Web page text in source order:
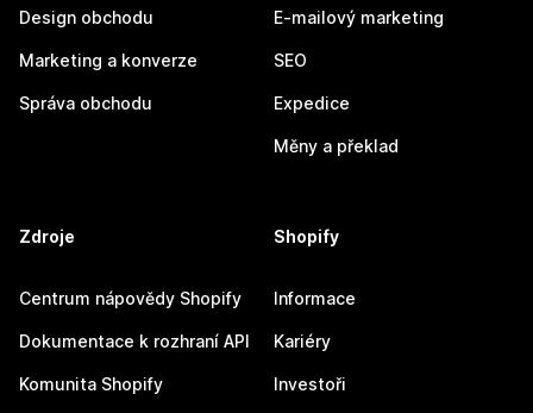
Design obchodu
Marketing a konverze
Správa obchodu
E-mailový marketing
SEO
Expedice
Měny a překlad
Zdroje
Centrum nápovědy Shopify
Dokumentace k rozhraní API
Komunita Shopify
Shopify
Informace
Kariéry
Investoři